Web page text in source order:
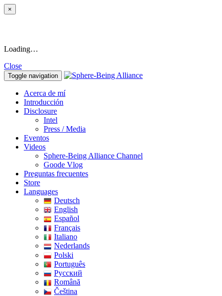
×
Loading…
Close
Toggle navigation
Acerca de mí
Introducción
Disclosure
Intel
Press / Media
Eventos
Videos
Sphere-Being Alliance Channel
Goode Vlog
Preguntas frecuentes
Store
Languages
Deutsch
English
Español
Français
Italiano
Nederlands
Polski
Português
Pусский
Română
Čeština